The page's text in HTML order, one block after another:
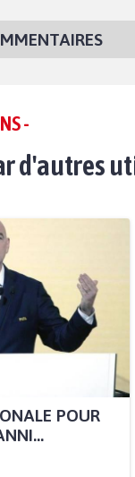
-
d'autres
POUR